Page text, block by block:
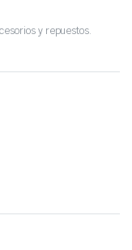
y repuestos.